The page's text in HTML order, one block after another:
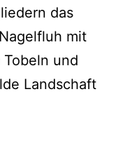
das
mit
und
Landschaft